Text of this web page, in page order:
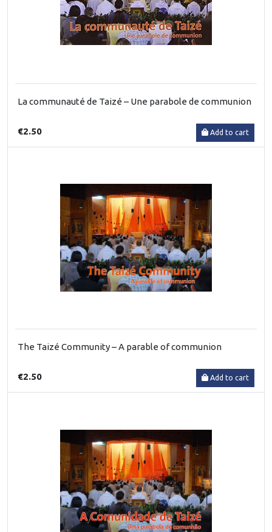
La communauté de Taizé – Une parabole de communion
€2.50 Add to cart
The Taizé Community – A parable of communion
€2.50 Add to cart